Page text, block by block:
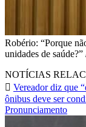
Robério: “Porque
unidades de
NOTÍCIAS
Vereador diz que
ônibus deve ser
Pronunciamento